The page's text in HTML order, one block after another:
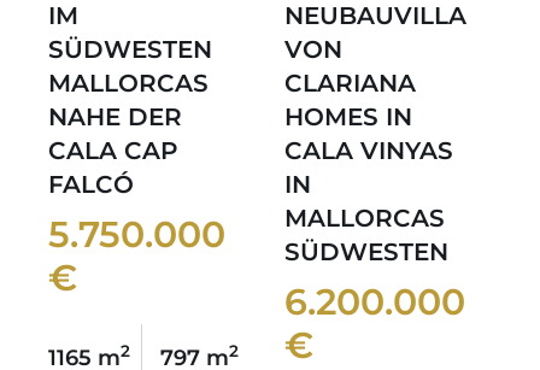
IM
SÜDWESTEN
MALLORCAS
NAHE DER
CALA CAP
FALCÓ
5.750.000
€
1165 m2 797 m2
NEUBAUVILLA
VON
CLARIANA
HOMES IN
CALA VINYAS
IN
MALLORCAS
SÜDWESTEN
6.200.000
€